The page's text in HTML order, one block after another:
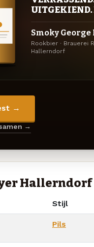
Smoky
Rookbier · Brauerei
Hallerndorf
→
→
Hallerndorf
Stijl
Pils